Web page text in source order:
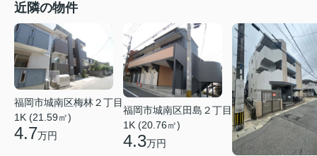
近隣の物件
福岡市城南区梅林２丁目
1K (21.59㎡)
4.7万円
福岡市城南区田島２丁目
1K (20.76㎡)
4.3万円